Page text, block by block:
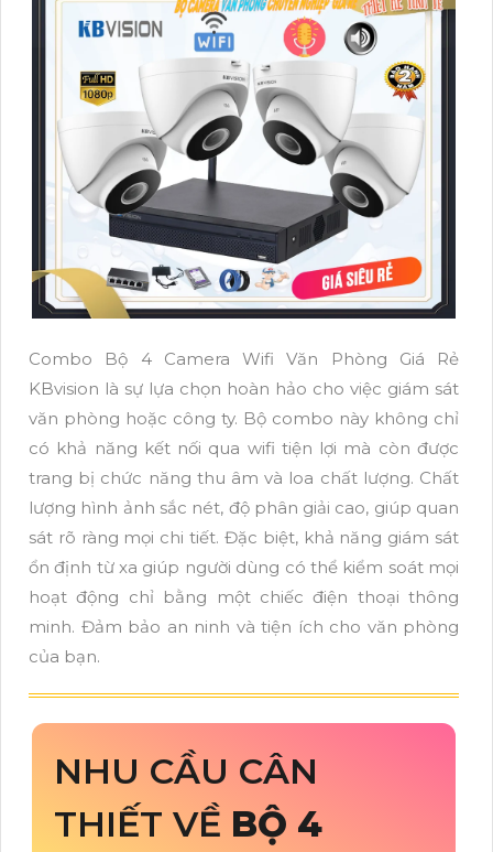
Combo Bộ 4 Camera Wifi Văn Phòng Giá Rẻ
KBvision là sự lựa chọn hoàn hảo cho việc giám sát
văn phòng hoặc công ty. Bộ combo này không chỉ
có khả năng kết nối qua wifi tiện lợi mà còn được
trang bị chức năng thu âm và loa chất lượng. Chất
lượng hình ảnh sắc nét, độ phân giải cao, giúp quan
sát rõ ràng mọi chi tiết. Đặc biệt, khả năng giám sát
ổn định từ xa giúp người dùng có thể kiểm soát mọi
hoạt động chỉ bằng một chiếc điện thoại thông
minh. Đảm bảo an ninh và tiện ích cho văn phòng
của bạn.
NHU CẦU CÂN
THIẾT VỀ BỘ 4